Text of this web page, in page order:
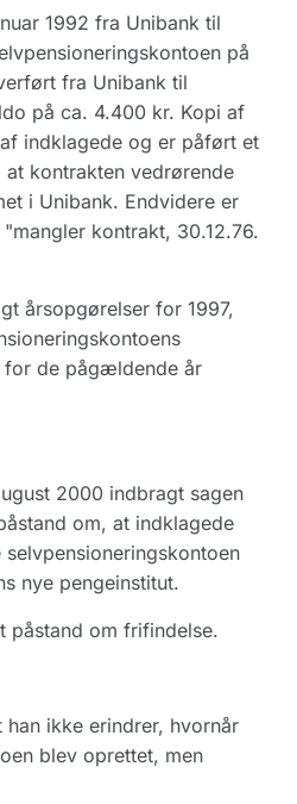
1992 fra Unibank til
på
fra Unibank til
på ca. 4.400 kr. Kopi af
indklagede og er påført et
kontrakten vedrørende
i Unibank. Endvidere er
kontrakt, 30.12.76.
årsopgørelser for 1997,
for de pågældende år
2000 indbragt sagen
om, at indklagede
nye pengeinstitut.
påstand om frifindelse.
han ikke erindrer, hvornår
blev oprettet, men